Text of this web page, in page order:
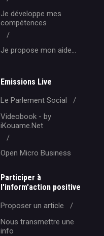
Je développe mes
compétences
Je propose mon aide...
Emissions Live
Le Parlement Social
Videobook - by
iKouame.Net
Open Micro Business
Participer à
l'inform'action positive
Proposer un article
Nous transmettre une
info